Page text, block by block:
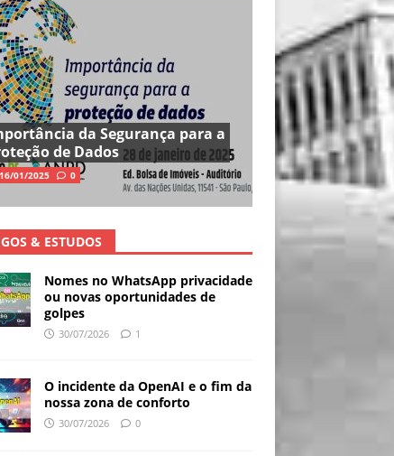
da Segurança para a
de Dados
16/01/2025 0
& ESTUDOS
Nomes no WhatsApp privacidade
ou novas oportunidades de
golpes
30/07/2026 1
O incidente da OpenAI e o fim da
nossa zona de conforto
30/07/2026 0